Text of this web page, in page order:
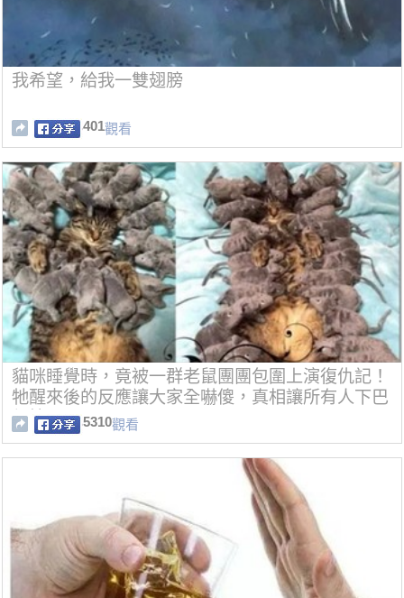
我希望，給我一雙翅膀
401觀看
貓咪睡覺時，竟被一群老鼠團團包圍上演復仇記！
牠醒來後的反應讓大家全嚇傻，真相讓所有人下巴
都掉了...！5310觀看